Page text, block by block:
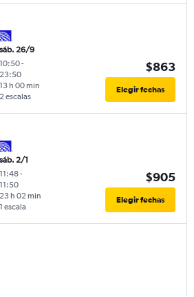
sáb. 26/9
10:50-
23:50
2 escalas
13 h 00 min
$863
Elegir fechas
sáb. 2/1
11:48-
11:50
1 escala
23 h 02 min
$905
Elegir fechas